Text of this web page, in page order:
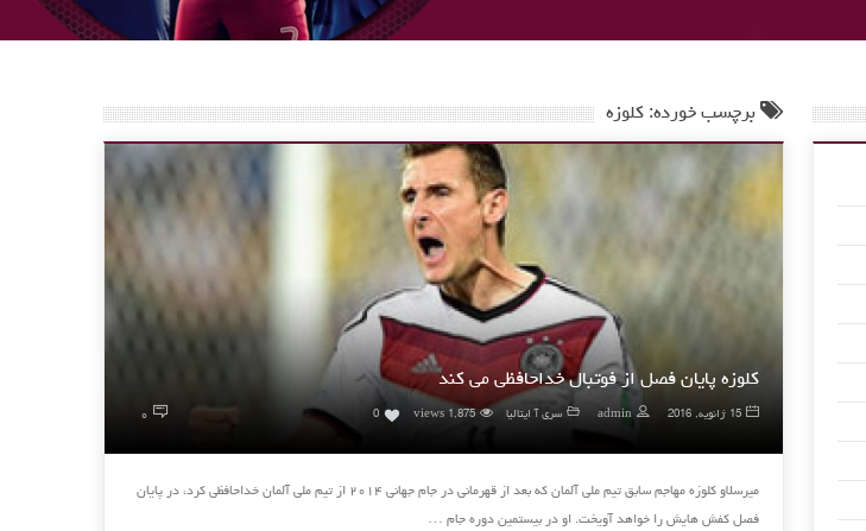
برچسب خورده: کلوزه
کلوزه پایان فصل از فوتبال خداحافظی می کند
15 ژانویه, 2016 admin سری آ ایتالیا 1,875 views
0 ۰
میرسلاو کلوزه مهاجم سابق تیم ملی آلمان که بعد از قهرمانی در جام جهانی ۲۰۱۴ از تیم ملی آلمان خداحافظی کرد، در پایان
فصل کفش هایش را خواهد آویخت. او در بیستمین دوره جام …